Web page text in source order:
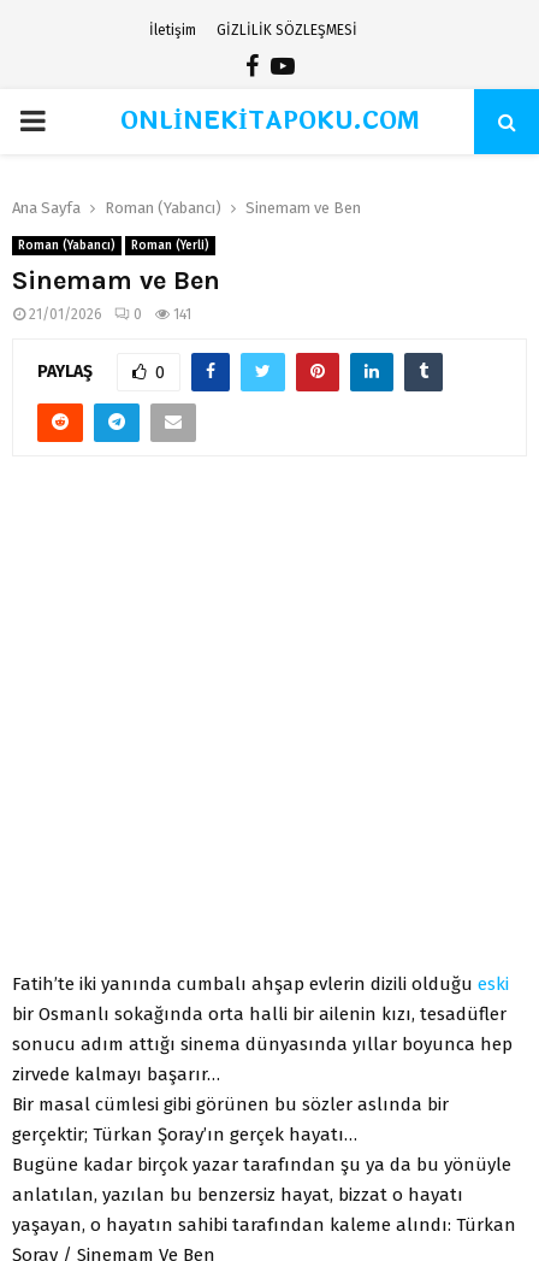
İletişim GİZLİLİK SÖZLEŞMESİ
Facebook
Youtube
PRIMARYONLİNEKİTAPOKU.COM
Ana Sayfa Roman (Yabancı) Sinemam ve Ben
Roman (Yabancı) Roman (Yerli)
Sinemam ve Ben
21/01/2026 0 141
PAYLAŞ 0
Fatih’te iki yanında cumbalı ahşap evlerin dizili olduğu eski
bir Osmanlı sokağında orta halli bir ailenin kızı, tesadüfler
sonucu adım attığı sinema dünyasında yıllar boyunca hep
zirvede kalmayı başarır…
Bir masal cümlesi gibi görünen bu sözler aslında bir
gerçektir; Türkan Şoray’ın gerçek hayatı…
Bugüne kadar birçok yazar tarafından şu ya da bu yönüyle
anlatılan, yazılan bu benzersiz hayat, bizzat o hayatı
yaşayan, o hayatın sahibi tarafından kaleme alındı: Türkan
Şoray / Sinemam Ve Ben